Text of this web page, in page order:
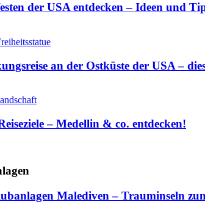
der USA entdecken – Ideen und
an der Ostküste der USA –
– Medellin & co. entdecken!
Malediven – Trauminseln